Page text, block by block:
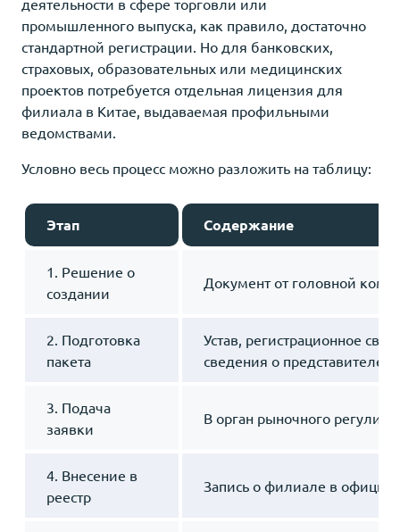
промышленного выпуска, как правило, достаточно
стандартной регистрации. Но для банковских,
страховых, образовательных или медицинских
проектов потребуется отдельная лицензия для
филиала в Китае, выдаваемая профильными
ведомствами.
Условно весь процесс можно разложить на таблицу:
Этап Содержание
1. Решение о
создании
Документ от головной
2. Подготовка
пакета
Устав, регистрационное
сведения о представителе
3. Подача
заявки
В орган рыночного
4. Внесение в
реестр
Запись о филиале в